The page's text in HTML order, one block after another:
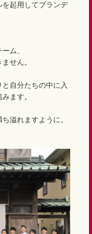
起用してブランデ
ム、
せん。
自分たちの中に入
ます。
溢れますように。